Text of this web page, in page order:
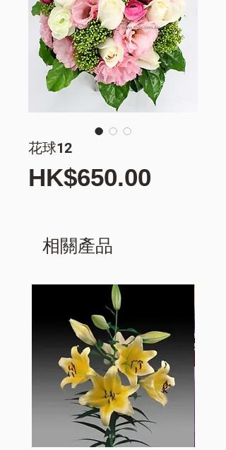
花球12
HK$650.00
相關產品